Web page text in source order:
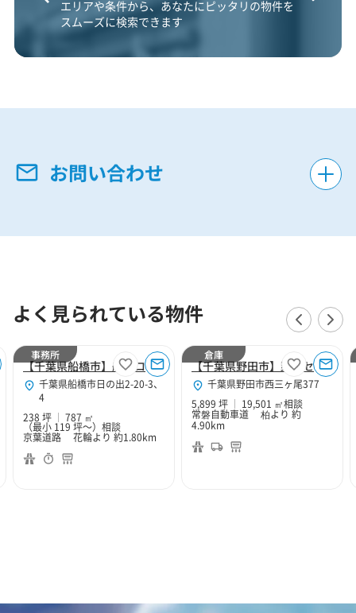
エリアや条件から、あなたにピッタリの物件を
スムーズに検索できます
お問い合わせ
よく見られている物件
【千葉県船橋市】船橋ロジスティクス事務所区画
千葉県船橋市日の出2-20-3、
4
238 坪
787 ㎡
（最小 119 坪～） 相談
京葉道路 花輪より 約1.80km
事務所
【千葉県野田市】野田センター
千葉県野田市西三ヶ尾377
5,899 坪
19,501 ㎡相談
常磐自動車道 柏より 約
4.90km
倉庫